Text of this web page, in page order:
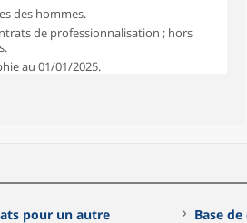
des hommes.
de professionnalisation ; hors
au 01/01/2025.
pour un autre
Base